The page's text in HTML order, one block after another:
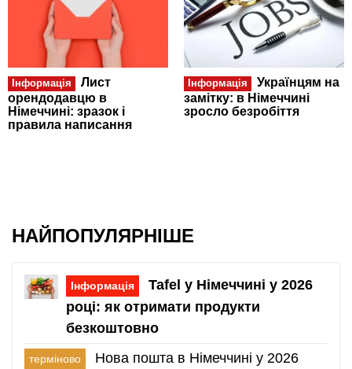
Інформація
Лист
орендодавцю в
Німеччині: зразок і
правила написання
Інформація
Українцям на
замітку: в Німеччині
зросло безробіття
НАЙПОПУЛЯРНІШЕ
Інформація
Tafel у Німеччині у 2026
році: як отримати продукти
безкоштовно
терміново
Нова пошта в Німеччині у 2026